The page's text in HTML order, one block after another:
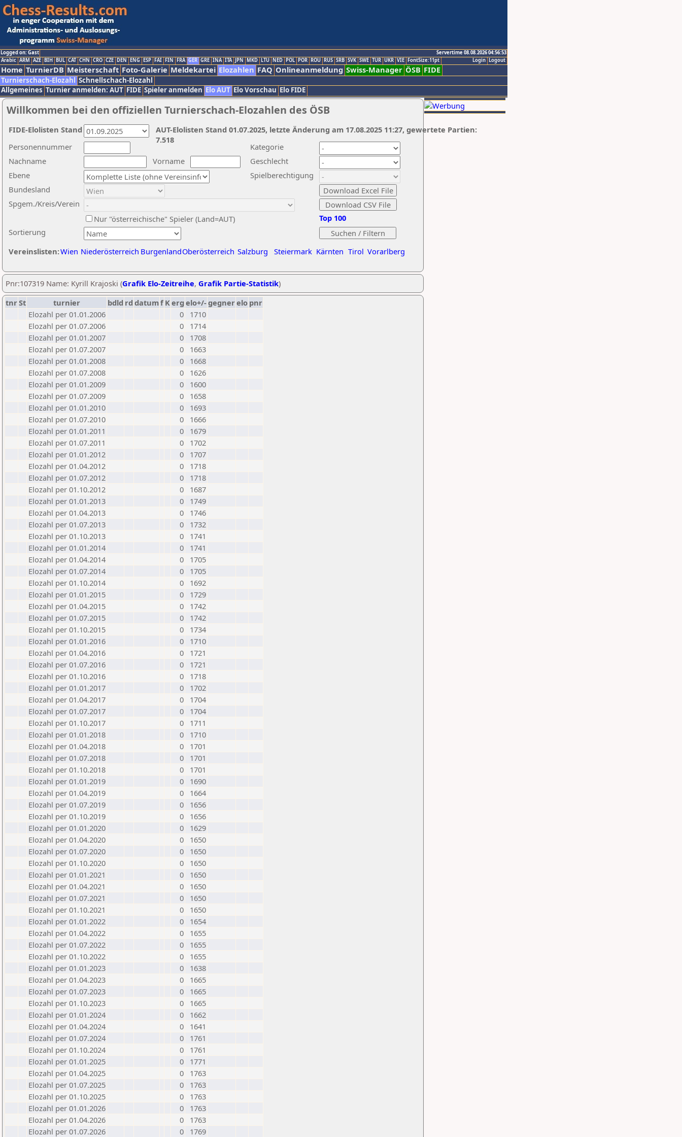
Logged on: Gast
Servertime 08.08.2026 04:56:53
Logout
Login
Arabic ARM AZE BIH BUL CAT CHN CRO CZE DEN ENG ESP FAI FIN FRA GER GRE INA ITA JPN MKD LTU NED POL POR ROU RUS SRB SVK SWE TUR UKR VIE FontSize:11pt
Home TurnierDB Meisterschaft Foto-Galerie Meldekartei Elozahlen FAQ Onlineanmeldung Swiss-Manager ÖSB FIDE
Turnierschach-Elozahl Schnellschach-Elozahl
Allgemeines Turnier anmelden: AUT FIDE Spieler anmelden Elo AUT Elo Vorschau Elo FIDE
Willkommen bei den offiziellen Turnierschach-Elozahlen des ÖSB
Nachname
Vorname
Ebene
Kategorie
Sortierung
Personennummer
Bundesland
Spgem./Kreis/Verein
Geschlecht
Nur "österreichische" Spieler (Land=AUT)
Spielberechtigung
Vereinslisten:Wien Niederösterreich BurgenlandOberösterreich Salzburg Steiermark Kärnten Tirol Vorarlberg
Top 100
AUT-Elolisten Stand 01.07.2025, letzte Änderung am 17.08.2025 11:27, gewertete Partien:
7.518
FIDE-Elolisten Stand
Pnr:107319 Name: Kyrill Krajoski (Grafik Elo-Zeitreihe, Grafik Partie-Statistik)
tnrSt turnier bdld rd datumf Kerg elo+/-gegnerelo pnr
Elozahl per 01.01.2006
0
1710
Elozahl per 01.07.2006
0
1714
Elozahl per 01.01.2007
0
1708
Elozahl per 01.07.2007
0
1663
Elozahl per 01.01.2008
0
1668
Elozahl per 01.07.2008
0
1626
Elozahl per 01.01.2009
0
1600
Elozahl per 01.07.2009
0
1658
Elozahl per 01.01.2010
0
1693
Elozahl per 01.07.2010
0
1666
Elozahl per 01.01.2011
0
1679
Elozahl per 01.07.2011
0
1702
Elozahl per 01.01.2012
0
1707
Elozahl per 01.04.2012
0
1718
Elozahl per 01.07.2012
0
1718
Elozahl per 01.10.2012
0
1687
Elozahl per 01.01.2013
0
1749
Elozahl per 01.04.2013
0
1746
Elozahl per 01.07.2013
0
1732
Elozahl per 01.10.2013
0
1741
Elozahl per 01.01.2014
0
1741
Elozahl per 01.04.2014
0
1705
Elozahl per 01.07.2014
0
1705
Elozahl per 01.10.2014
0
1692
Elozahl per 01.01.2015
0
1729
Elozahl per 01.04.2015
0
1742
Elozahl per 01.07.2015
0
1742
Elozahl per 01.10.2015
0
1734
Elozahl per 01.01.2016
0
1710
Elozahl per 01.04.2016
0
1721
Elozahl per 01.07.2016
0
1721
Elozahl per 01.10.2016
0
1718
Elozahl per 01.01.2017
0
1702
Elozahl per 01.04.2017
0
1704
Elozahl per 01.07.2017
0
1704
Elozahl per 01.10.2017
0
1711
Elozahl per 01.01.2018
0
1710
Elozahl per 01.04.2018
0
1701
Elozahl per 01.07.2018
0
1701
Elozahl per 01.10.2018
0
1701
Elozahl per 01.01.2019
0
1690
Elozahl per 01.04.2019
0
1664
Elozahl per 01.07.2019
0
1656
Elozahl per 01.10.2019
0
1656
Elozahl per 01.01.2020
0
1629
Elozahl per 01.04.2020
0
1650
Elozahl per 01.07.2020
0
1650
Elozahl per 01.10.2020
0
1650
Elozahl per 01.01.2021
0
1650
Elozahl per 01.04.2021
0
1650
Elozahl per 01.07.2021
0
1650
Elozahl per 01.10.2021
0
1650
Elozahl per 01.01.2022
0
1654
Elozahl per 01.04.2022
0
1655
Elozahl per 01.07.2022
0
1655
Elozahl per 01.10.2022
0
1655
Elozahl per 01.01.2023
0
1638
Elozahl per 01.04.2023
0
1665
Elozahl per 01.07.2023
0
1665
Elozahl per 01.10.2023
0
1665
Elozahl per 01.01.2024
0
1662
Elozahl per 01.04.2024
0
1641
Elozahl per 01.07.2024
0
1761
Elozahl per 01.10.2024
0
1761
Elozahl per 01.01.2025
0
1771
Elozahl per 01.04.2025
0
1763
Elozahl per 01.07.2025
0
1763
Elozahl per 01.10.2025
0
1763
Elozahl per 01.01.2026
0
1763
Elozahl per 01.04.2026
0
1763
Elozahl per 01.07.2026
0 1769